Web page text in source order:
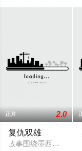
正片 2.0
复仇双雄
故事围绕墨西哥特种